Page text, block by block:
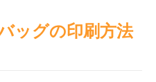
ッグの印刷方法